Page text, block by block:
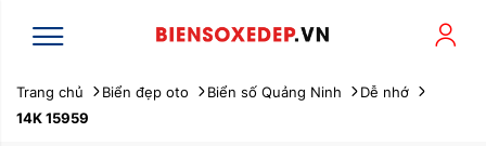
Trang chủ Biển đẹp oto Biển số Quảng Ninh
Dễ nhớ
14K 15959